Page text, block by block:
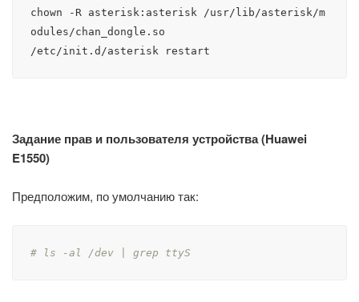
chown -R asterisk:asterisk /usr/lib/asterisk/m
odules/chan_dongle.so
/etc/init.d/asterisk restart
Задание прав и пользователя устройства (Huawei
E1550)
Предположим, по умолчанию так:
# ls -al /dev | grep ttyS